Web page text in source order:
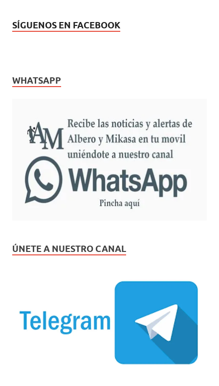
SÍGUENOS EN FACEBOOK
WHATSAPP
ÚNETE A NUESTRO CANAL